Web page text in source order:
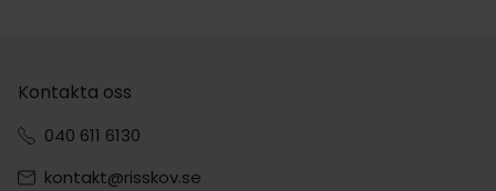
Kontakta oss
040 611 6130
kontakt@risskov.se